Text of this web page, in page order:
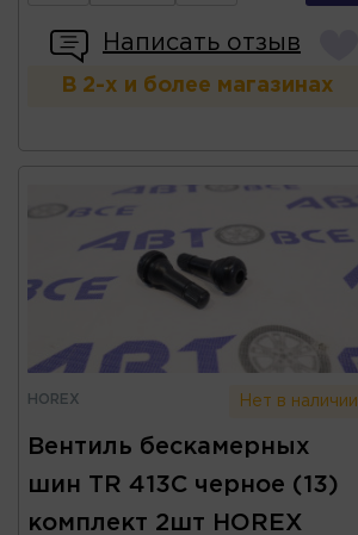
Написать отзыв
В 2-х и более магазинах
HOREX Нет в наличии
Вентиль бескамерных
шин TR 413C черное (13)
комплект 2шт HOREX